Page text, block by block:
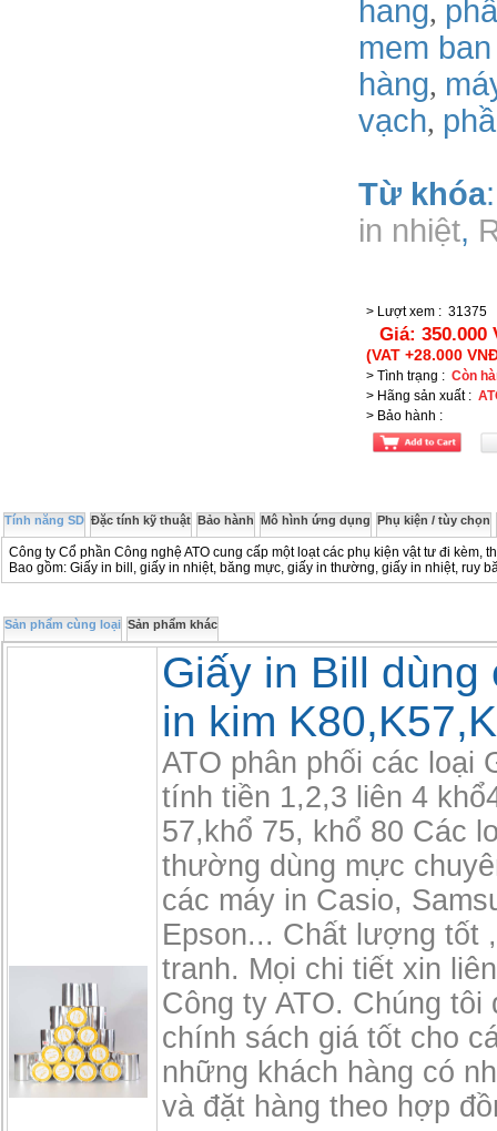
hang,
mem
hàng,
vạch,
Từ khóa
in nhiệt,
> Lượt xem : 31375
Giá: 350.000
(VAT +28.000
> Tình trạng : Còn
> Hãng sản xuất:
> Bảo hành :
Tính năng SD Đặc tính kỹ thuật Bảo hành Mô hình ứng dụng Phụ kiện / tùy chọn
Công ty Cổ phần Công nghệ ATO cung cấp một loạt các phụ kiện vật tư đi kèm,
Bao gồm: Giấy in bill, giấy in nhiệt, băng mực, giấy in thường, giấy in nhiệt, ruy
Sản phẩm cùng loại Sản phẩm khác
Giấy in Bill dùng
in kim
ATO phân phối các loại
tính tiền 1,2,3 liên 4
57,khổ 75, khổ 80 Các
thường dùng mực
các máy in Casio,
Epson... Chất lượng tốt
tranh. Mọi chi tiết xin
Công ty ATO. Chúng tôi
chính sách giá tốt cho
những khách hàng có
và đặt hàng theo hợp